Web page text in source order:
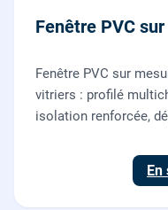
Fenêtre PVC
Fenêtre PVC sur
vitriers : profilé
isolation renforcée,
En